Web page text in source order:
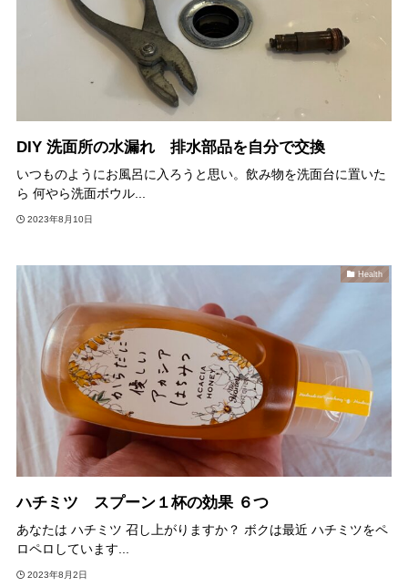
DIY 洗面所の水漏れ 排水部品を自分で交換
いつものようにお風呂に入ろうと思い。飲み物を洗面台に置いた
ら 何やら洗面ボウル...
2023年8月10日
Health
ハチミツ スプーン１杯の効果 ６つ
あなたは ハチミツ 召し上がりますか？ ボクは最近 ハチミツをペ
ロペロしています...
2023年8月2日